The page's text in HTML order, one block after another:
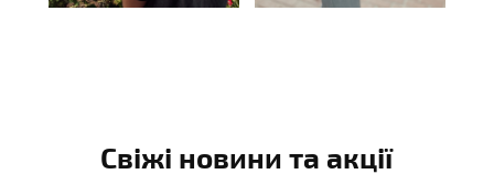
Свіжі новини та акції